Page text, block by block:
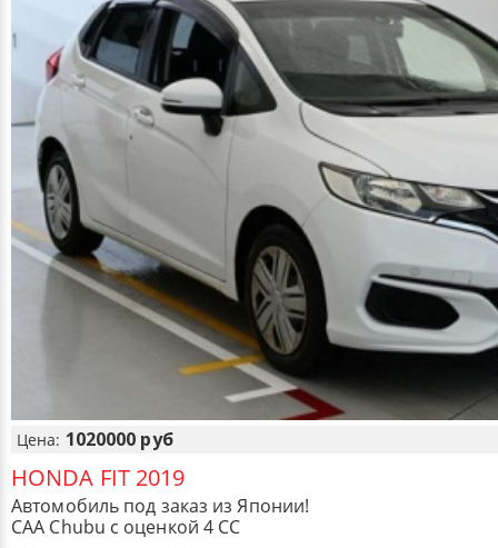
Цена: 1020000 руб
HONDA FIT 2019
Автомобиль под заказ из Японии!
CAA Chubu с оценкой 4 CC